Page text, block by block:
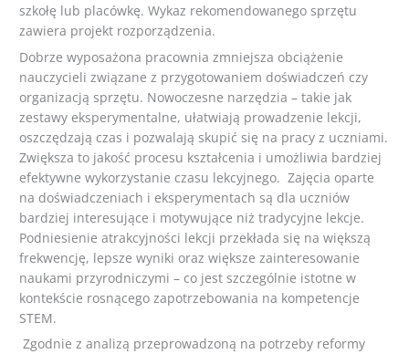
szkołę lub placówkę. Wykaz rekomendowanego sprzętu
zawiera projekt rozporządzenia.
Dobrze wyposażona pracownia zmniejsza obciążenie
nauczycieli związane z przygotowaniem doświadczeń czy
organizacją sprzętu. Nowoczesne narzędzia – takie jak
zestawy eksperymentalne, ułatwiają prowadzenie lekcji,
oszczędzają czas i pozwalają skupić się na pracy z uczniami.
Zwiększa to jakość procesu kształcenia i umożliwia bardziej
efektywne wykorzystanie czasu lekcyjnego. Zajęcia oparte
na doświadczeniach i eksperymentach są dla uczniów
bardziej interesujące i motywujące niż tradycyjne lekcje.
Podniesienie atrakcyjności lekcji przekłada się na większą
frekwencję, lepsze wyniki oraz większe zainteresowanie
naukami przyrodniczymi – co jest szczególnie istotne w
kontekście rosnącego zapotrzebowania na kompetencje
STEM.
Zgodnie z analizą przeprowadzoną na potrzeby reformy